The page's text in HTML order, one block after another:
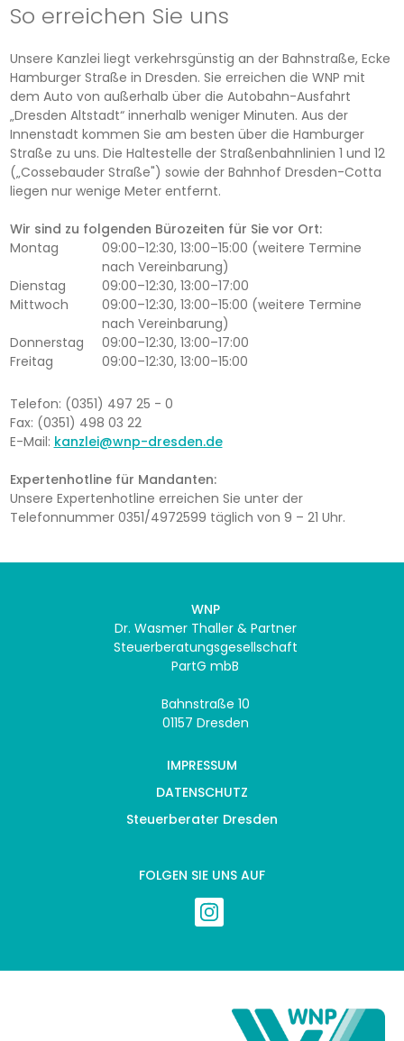
So erreichen Sie uns
Unsere Kanzlei liegt verkehrsgünstig an der Bahnstraße, Ecke
Hamburger Straße in Dresden. Sie erreichen die WNP mit
dem Auto von außerhalb über die Autobahn-Ausfahrt
„Dresden Altstadt“ innerhalb weniger Minuten. Aus der
Innenstadt kommen Sie am besten über die Hamburger
Straße zu uns. Die Haltestelle der Straßenbahnlinien 1 und 12
(„Cossebauder Straße") sowie der Bahnhof Dresden-Cotta
liegen nur wenige Meter entfernt.
Wir sind zu folgenden Bürozeiten für Sie vor Ort:
Montag
09:00–12:30, 13:00–15:00 (weitere Termine
nach Vereinbarung)
Dienstag
09:00–12:30, 13:00–17:00
Mittwoch
09:00–12:30, 13:00–15:00 (weitere Termine
nach Vereinbarung)
Donnerstag
09:00–12:30, 13:00–17:00
Freitag
09:00–12:30, 13:00–15:00
Telefon: (0351) 497 25 - 0
Fax: (0351) 498 03 22
E-Mail: kanzlei@wnp-dresden.de
Expertenhotline für Mandanten:
Unsere Expertenhotline erreichen Sie unter der
Telefonnummer 0351/4972599 täglich von 9 – 21 Uhr.
WNP
Dr. Wasmer Thaller & Partner
Steuerberatungsgesellschaft
PartG mbB
Bahnstraße 10
01157 Dresden
IMPRESSUM
DATENSCHUTZ
Steuerberater Dresden
FOLGEN SIE UNS AUF